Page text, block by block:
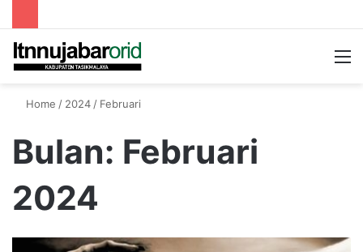
Home / 2024 / Februari
Bulan: Februari
2024